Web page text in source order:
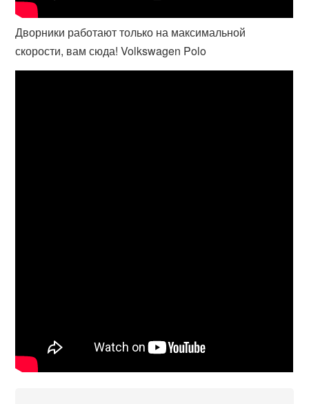
Дворники работают только на максимальной
скорости, вам сюда! Volkswagen Polo